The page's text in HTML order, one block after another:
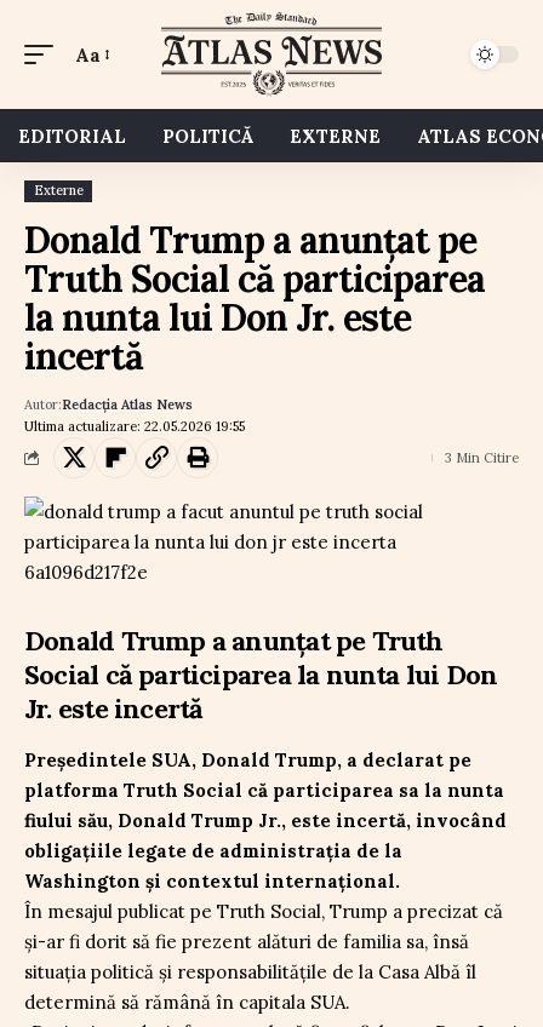
Aa
EDITORIAL POLITICĂ EXTERNE ATLAS
Externe
Donald Trump a anunțat pe
Truth Social că participarea
la nunta lui Don Jr. este
incertă
Ultima actualizare: 22.05.2026 19:55
Autor:Redacția Atlas News
3 Min Citire
Donald Trump a anunțat pe Truth
Social că participarea la nunta lui Don
Jr. este incertă
Președintele SUA, Donald Trump, a declarat pe
platforma Truth Social că participarea sa la nunta
fiului său, Donald Trump Jr., este incertă, invocând
obligațiile legate de administrația de la
Washington și contextul internațional.
În mesajul publicat pe Truth Social, Trump a precizat că
și-ar fi dorit să fie prezent alături de familia sa, însă
situația politică și responsabilitățile de la Casa Albă îl
determină să rămână în capitala SUA.